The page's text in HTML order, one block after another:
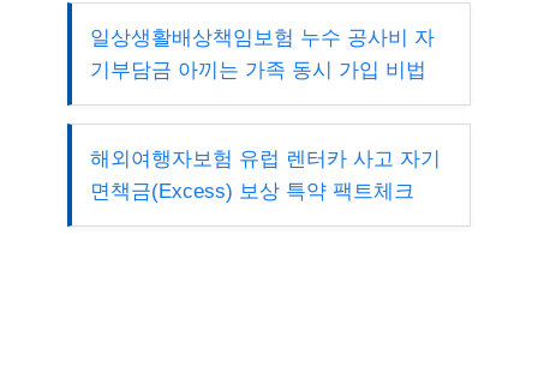
일상생활배상책임보험 누수 공사비 자
기부담금 아끼는 가족 동시 가입 비법
해외여행자보험 유럽 렌터카 사고 자기
면책금(Excess) 보상 특약 팩트체크